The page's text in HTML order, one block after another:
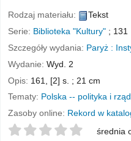
Rodzaj materiału:
Tekst
Serie: Biblioteka "Kultury" ; 131
Szczegóły wydania: Paryż :
Wydanie: Wyd. 2
Opis: 161, [2] s. ; 21 cm
Tematy: Polska -- polityka i
Zasoby online: Rekord w
Twoje oceny średnia